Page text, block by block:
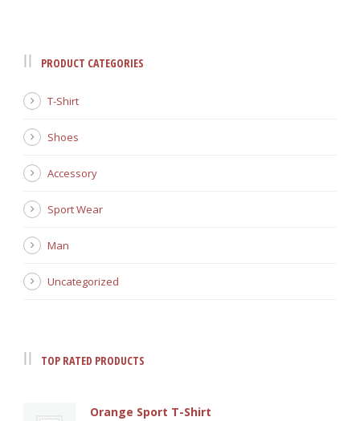
PRODUCT CATEGORIES
T-Shirt
Shoes
Accessory
Sport Wear
Man
Uncategorized
TOP RATED PRODUCTS
Orange Sport T-Shirt